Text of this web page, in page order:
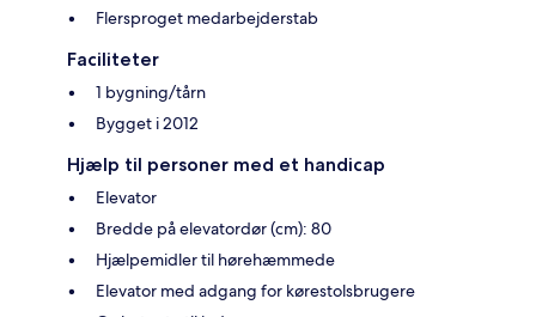
Flersproget medarbejderstab
Faciliteter
1 bygning/tårn
Bygget i 2012
Hjælp til personer med et handicap
Elevator
Bredde på elevatordør (cm): 80
Hjælpemidler til hørehæmmede
Elevator med adgang for kørestolsbrugere